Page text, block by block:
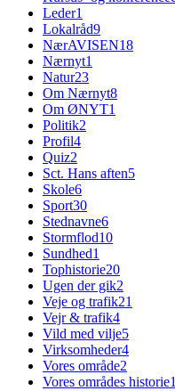
Leder1
Lokalråd9
NærAVISEN18
Nærnyt1
Natur23
Om Nærnyt8
Om ØNYT1
Politik2
Profil4
Quiz2
Sct. Hans aften5
Skole6
Sport30
Stednavne6
Stormflod10
Sundhed1
Tophistorie20
Ugen der gik2
Veje og trafik21
Vejr & trafik4
Vild med vilje5
Virksomheder4
Vores område2
Vores områdes historie1